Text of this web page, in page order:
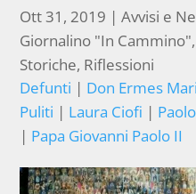
Ott 31, 2019 |Avvisi e
Giornalino "In Cammino",
Storiche, Riflessioni
Defunti | Don Ermes
Puliti | Laura Ciofi |
| Papa Giovanni Paolo II